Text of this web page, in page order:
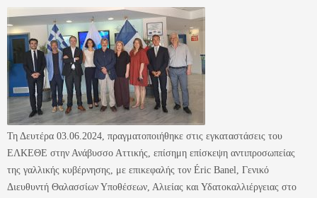
Τη Δευτέρα 03.06.2024, πραγματοποιήθηκε στις εγκαταστάσεις του
ΕΛΚΕΘΕ στην Ανάβυσσο Αττικής, επίσημη επίσκεψη αντιπροσωπείας
της γαλλικής κυβέρνησης, με επικεφαλής τον Éric Banel, Γενικό
Διευθυντή Θαλασσίων Υποθέσεων, Αλιείας και Υδατοκαλλιέργειας στο